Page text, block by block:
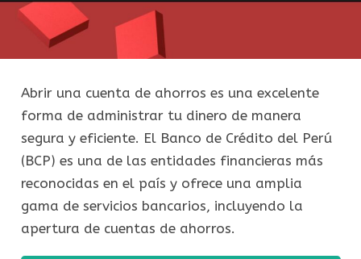
Abrir una cuenta de ahorros es una excelente
forma de administrar tu dinero de manera
segura y eficiente. El Banco de Crédito del Perú
(BCP) es una de las entidades financieras más
reconocidas en el país y ofrece una amplia
gama de servicios bancarios, incluyendo la
apertura de cuentas de ahorros.